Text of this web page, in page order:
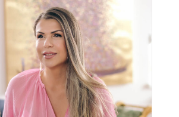
ZAUVEK LEPA – PHOTO SESSION